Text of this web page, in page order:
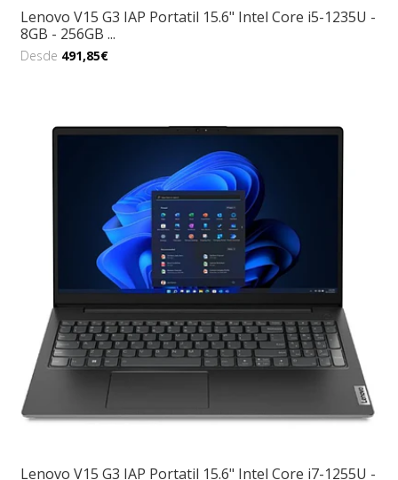
Lenovo V15 G3 IAP Portatil 15.6" Intel Core i5-1235U -
8GB - 256GB ...
Desde 491,85€
Lenovo V15 G3 IAP Portatil 15.6" Intel Core i7-1255U -